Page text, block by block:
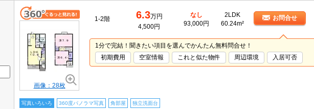
画像：28枚
1-2階 6.3万円
4,500円
なし
93,000円
2LDK
60.24m²
お問合せ
1分で完結！聞きたい項目を選んでかんたん無料問合せ！
初期費用
空室情報 これと似た物件 周辺環境 入居可否
写真いろいろ 360度パノラマ写真 角部屋 独立洗面台